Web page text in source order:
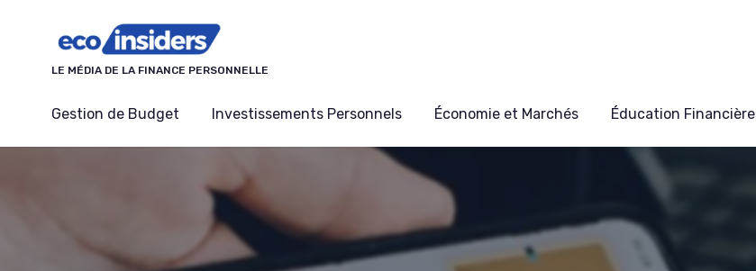
LE MÉDIA DE LA FINANCE PERSONNELLE
Gestion de Budget Investissements Personnels Économie et Marchés Éducation Financière